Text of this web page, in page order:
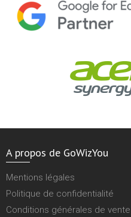
A propos de GoWizYou
Mentions légales
Politique de confidentialité
Conditions générales de